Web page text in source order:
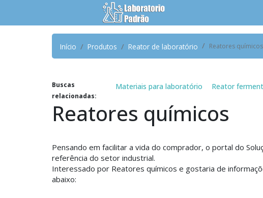
Início Produtos Reator de laboratório Reatores químicos
Buscas
relacionadas:
Materiais para laboratório Reator
Reatores químicos
Pensando em facilitar a vida do comprador, o portal do
referência do setor industrial.
Interessado por Reatores químicos e gostaria de
abaixo: